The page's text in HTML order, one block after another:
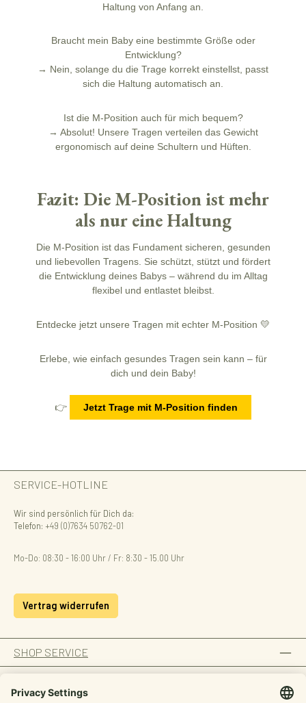
Haltung von Anfang an.
Braucht mein Baby eine bestimmte Größe oder
Entwicklung?
→ Nein, solange du die Trage korrekt einstellst, passt
sich die Haltung automatisch an.
Ist die M-Position auch für mich bequem?
→ Absolut! Unsere Tragen verteilen das Gewicht
ergonomisch auf deine Schultern und Hüften.
Fazit: Die M-Position ist mehr
als nur eine Haltung
Die M-Position ist das Fundament sicheren, gesunden
und liebevollen Tragens. Sie schützt, stützt und fördert
die Entwicklung deines Babys – während du im Alltag
flexibel und entlastet bleibst.
Entdecke jetzt unsere Tragen mit echter M-Position 💛
Erlebe, wie einfach gesundes Tragen sein kann – für
dich und dein Baby!
👉 Jetzt Trage mit M-Position finden
SERVICE-HOTLINE
Wir sind persönlich für Dich da:
Telefon: +49 (0)7634 50762-01
Mo-Do: 08:30 - 16:00 Uhr / Fr: 8:30 - 15.00 Uhr
Vertrag widerrufen
SHOP SERVICE